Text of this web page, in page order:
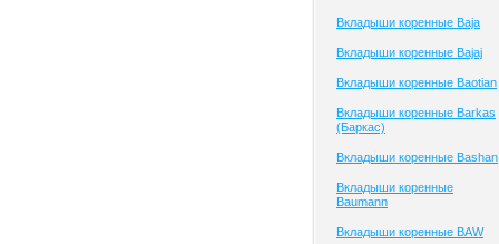
Вкладыши коренные Baja
Вкладыши коренные Bajaj
Вкладыши коренные Baotian
Вкладыши коренные Barkas
(Баркас)
Вкладыши коренные Bashan
Вкладыши коренные
Baumann
Вкладыши коренные BAW